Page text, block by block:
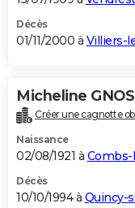
Décès
01/11/2000 à Villiers-
Micheline GNOS
Créer une cagnotte
Naissance
02/08/1921 à Combs-
Décès
10/10/1994 à Quincy-